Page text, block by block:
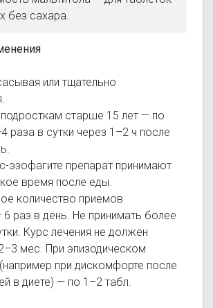
без сахара.
или тщательно
старше 15 лет — по
раза в сутки через 1–2 ч после
эзофагите препарат принимают
время после еды.
количество приемов
6 раз в день. Не принимать более
Курс лечения не должен
мес. При эпизодическом
при дискомфорте после
в диете) — по 1–2 табл.